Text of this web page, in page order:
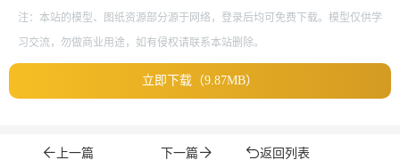
注：本站的模型、图纸资源部分源于网络，登录后均可免费下载。模型仅供学
习交流，勿做商业用途，如有侵权请联系本站删除。
立即下载（9.87MB）
上一篇 下一篇 返回列表